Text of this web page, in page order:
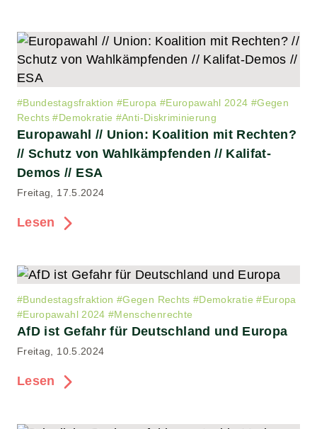
#Bundestagsfraktion #Europa #Europawahl 2024 #Gegen
Rechts #Demokratie #Anti-Diskriminierung
Europawahl // Union: Koalition mit Rechten?
// Schutz von Wahlkämpfenden // Kalifat-
Demos // ESA
Freitag, 17.5.2024
Lesen
#Bundestagsfraktion #Gegen Rechts #Demokratie #Europa
#Europawahl 2024 #Menschenrechte
AfD ist Gefahr für Deutschland und Europa
Freitag, 10.5.2024
Lesen